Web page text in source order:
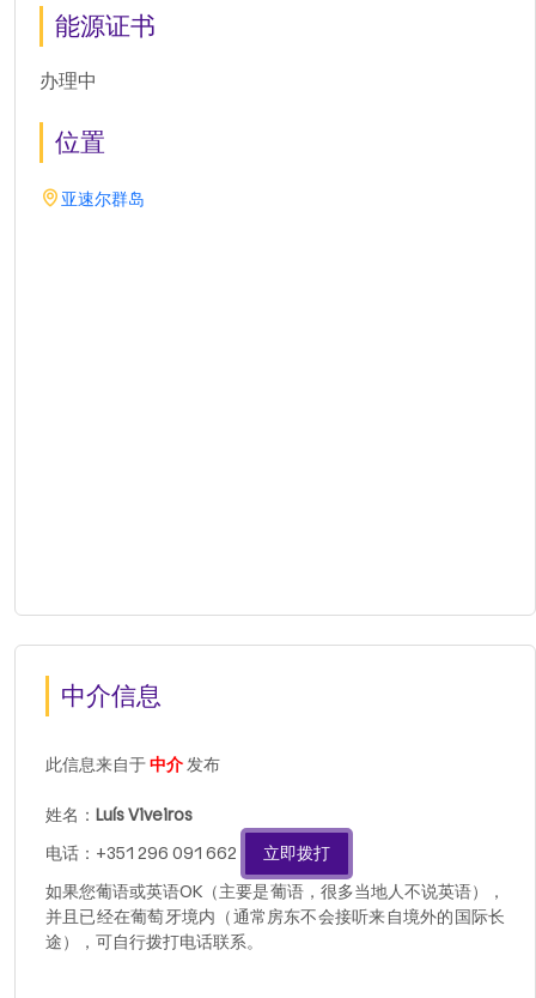
能源证书
办理中
位置
亚速尔群岛
中介信息
此信息来自于中介发布
姓名： Luís Viveiros
电话：+351 296 091 662
立即拨打
如果您葡语或英语OK（主要是葡语，很多当地人不说英语），
并且已经在葡萄牙境内（通常房东不会接听来自境外的国际长
途），可自行拨打电话联系。